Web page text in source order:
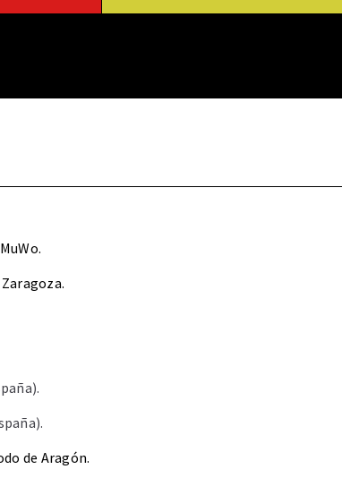
de Aragón.